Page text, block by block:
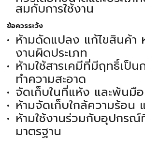
สมกับการใช้งาน
ข้อควรระวัง
ห้ามดัดแปลง แก้ไขสินค้า
งานผิดประเภท
ห้ามใช้สารเคมีที่มีฤทธิ์เป็น
ทำความสะอาด
จัดเก็บในที่แห้ง และพ้นมื
ห้ามจัดเก็บใกล้ความร้อน
ห้ามใช้งานร่วมกับอุปกรณ์
มาตรฐาน